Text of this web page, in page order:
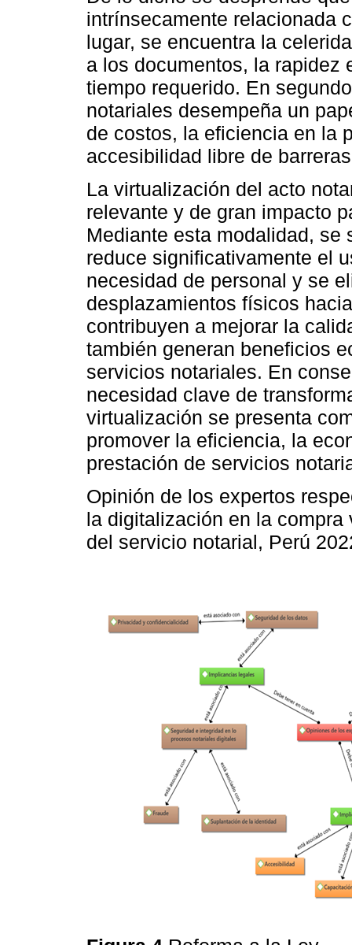
intrínsecamente relacionada
lugar, se encuentra la
a los documentos, la rapidez
tiempo requerido. En
notariales desempeña un
de costos, la eficiencia en la
accesibilidad libre de
La virtualización del acto
relevante y de gran impacto
Mediante esta modalidad, se
reduce significativamente el
necesidad de personal y se
desplazamientos físicos
contribuyen a mejorar la
también generan beneficios
servicios notariales. En
necesidad clave de
virtualización se presenta
promover la eficiencia, la
prestación de servicios
Opinión de los expertos
la digitalización en la
del servicio notarial, Perú